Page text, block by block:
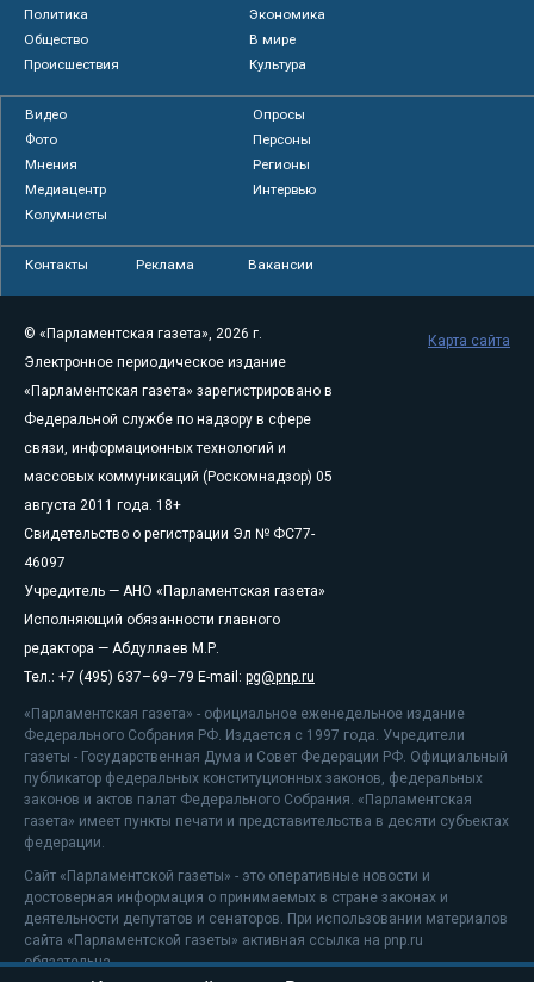
Политика
Экономика
Общество
В мире
Происшествия
Культура
Видео
Опросы
Фото
Персоны
Мнения
Регионы
Медиацентр
Интервью
Колумнисты
Контакты Реклама Вакансии
© «Парламентская газета», 2026 г.
Электронное периодическое издание
«Парламентская газета» зарегистрировано в
Федеральной службе по надзору в сфере
связи, информационных технологий и
массовых коммуникаций (Роскомнадзор) 05
августа 2011 года. 18+
Свидетельство о регистрации Эл № ФС77-
46097
Учредитель — АНО «Парламентская газета»
Исполняющий обязанности главного
редактора — Абдуллаев М.Р.
Тел.: +7 (495) 637–69–79 E-mail: pg@pnp.ru
«Парламентская газета» - официальное еженедельное издание
Федерального Собрания РФ. Издается с 1997 года. Учредители
газеты - Государственная Дума и Совет Федерации РФ. Официальный
публикатор федеральных конституционных законов, федеральных
законов и актов палат Федерального Собрания. «Парламентская
газета» имеет пункты печати и представительства в десяти субъектах
федерации.
Сайт «Парламентской газеты» - это оперативные новости и
достоверная информация о принимаемых в стране законах и
деятельности депутатов и сенаторов. При использовании материалов
сайта «Парламентской газеты» активная ссылка на pnp.ru
обязательна.
Карта сайта